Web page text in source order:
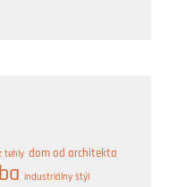
tehly dom od architekta
industriálny štýl